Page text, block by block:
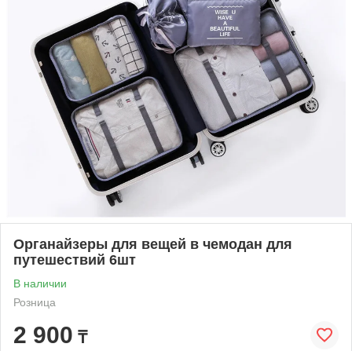
Органайзеры для вещей в чемодан для
путешествий 6шт
В наличии
Розница
2 900 ₸